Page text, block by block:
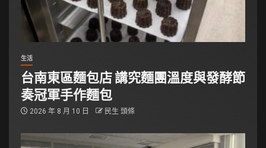
生活
台南東區麵包店 講究麵團溫度與發酵節
奏冠軍手作麵包
2026 年 8 月 10 日 民生 頭條